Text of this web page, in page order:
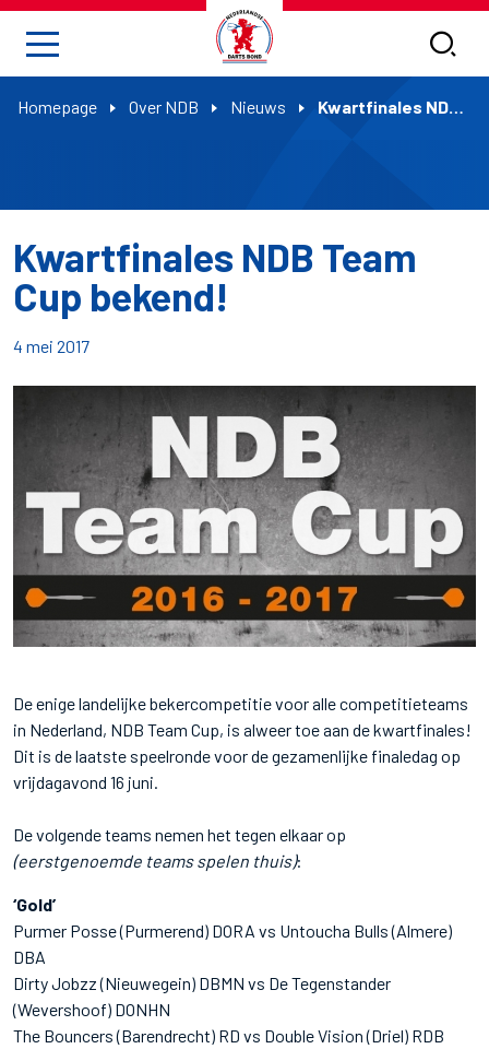
Homepage Over NDB Nieuws Kwartfinales NDB Team Cup bekend!
Kwartfinales NDB Team
Cup bekend!
4 mei 2017
De enige landelijke bekercompetitie voor alle competitieteams
in Nederland, NDB Team Cup, is alweer toe aan de kwartfinales!
Dit is de laatste speelronde voor de gezamenlijke finaledag op
vrijdagavond 16 juni.
De volgende teams nemen het tegen elkaar op
(eerstgenoemde teams spelen thuis):
‘Gold’
Purmer Posse (Purmerend) DORA vs Untoucha Bulls (Almere)
DBA
Dirty Jobzz (Nieuwegein) DBMN vs De Tegenstander
(Wevershoof) DONHN
The Bouncers (Barendrecht) RD vs Double Vision (Driel) RDB